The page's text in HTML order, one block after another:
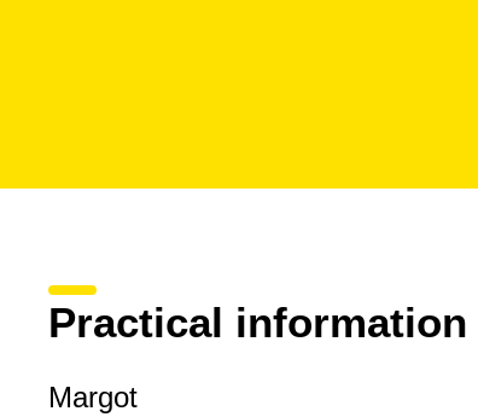
Practical information
Margot